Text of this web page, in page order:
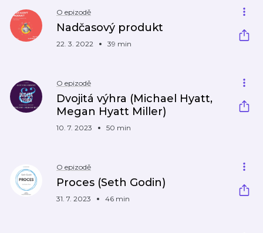
O epizodě
Nadčasový produkt
22. 3. 2022 39 min
O epizodě
Dvojitá výhra (Michael Hyatt,
Megan Hyatt Miller)
10. 7. 2023 50 min
O epizodě
Proces (Seth Godin)
31. 7. 2023 46 min